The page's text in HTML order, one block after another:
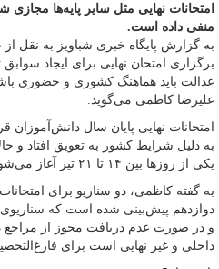
امتحانات نهایی مثل سایر پایه‌ها
منفی داده است.
به گزارش پایگاه خبری شباویز به نقل
برگزاری امتحان نهایی برای ایجاد
عدالت باید هماهنگ کشوری و حضوری
علیرضا کاظمی می‌گوید.
امتحانات نهایی پایان سال دانش‌آموزان
به دلیل شرایط کشور به تعویق افتاد و
یکی از روزها بین ۱۴ تا ۲۱ تیر آغاز می‌شود.
به گفته کاظمی، دو سناریو برای
دوازدهم پیش‌بینی شده است که
و در صورت عدم دریافت مجوز از مراجع
داخلی و غیر نهایی است برای